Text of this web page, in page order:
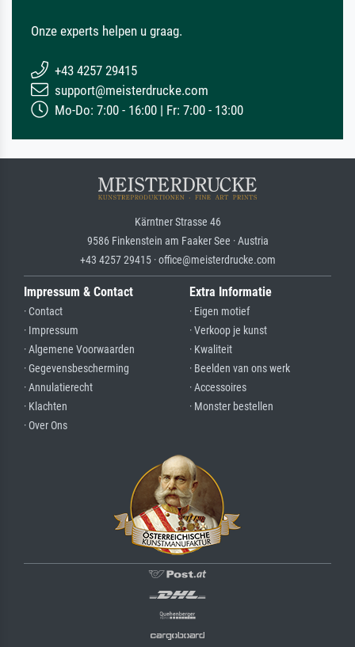
Onze experts helpen u graag.
+43 4257 29415
support@meisterdrucke.com
Mo-Do: 7:00 - 16:00 | Fr: 7:00 - 13:00
Kärntner Strasse 46
9586 Finkenstein am Faaker See · Austria
+43 4257 29415 · office@meisterdrucke.com
Impressum & Contact
· Contact
· Impressum
· Algemene Voorwaarden
· Gegevensbescherming
· Annulatierecht
· Klachten
· Over Ons
Extra Informatie
· Eigen motief
· Verkoop je kunst
· Kwaliteit
· Beelden van ons werk
· Accessoires
· Monster bestellen